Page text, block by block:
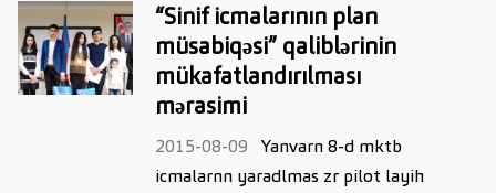
“Sinif icmalarının plan
müsabiqəsi” qaliblərinin
mükafatlandırılması
mərasimi
2015-08-09
Yanvarn 8-d mktb
icmalarnn yaradlmas zr pilot layih